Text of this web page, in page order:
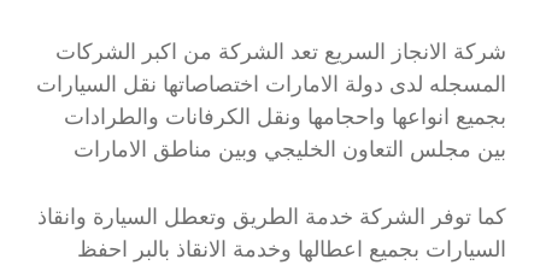
شركة الانجاز السريع تعد الشركة من اكبر الشركات
المسجله لدى دولة الامارات اختصاصاتها نقل السيارات
بجميع انواعها واحجامها ونقل الكرفانات والطرادات
بين مجلس التعاون الخليجي وبين مناطق الامارات
كما توفر الشركة خدمة الطريق وتعطل السيارة وانقاذ
السيارات بجميع اعطالها وخدمة الانقاذ بالبر احفظ